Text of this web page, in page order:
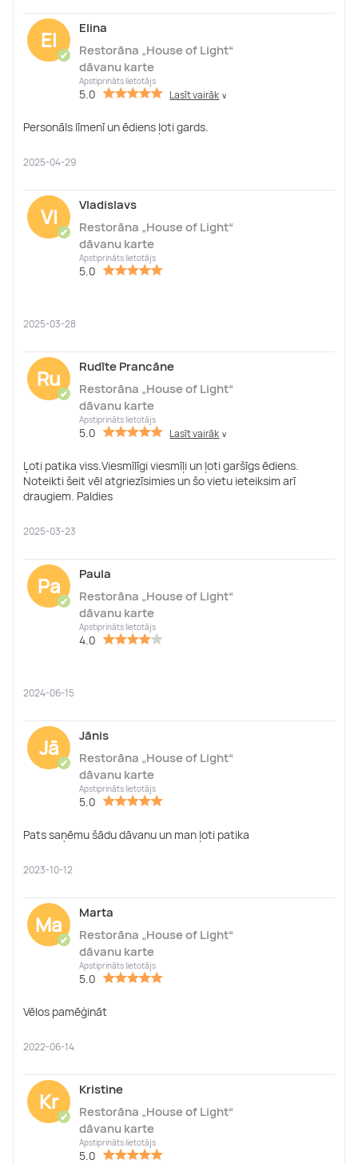
El
✔
Elina
Restorāna „House of Light“
dāvanu karte
Apstiprināts lietotājs
5.0 Lasīt vairāk ∨
Personāls līmenī un ēdiens ļoti gards.
2025-04-29
Vl
✔
Vladislavs
Restorāna „House of Light“
dāvanu karte
Apstiprināts lietotājs
5.0
2025-03-28
Ru
✔
Rudīte Prancāne
Restorāna „House of Light“
dāvanu karte
Apstiprināts lietotājs
5.0 Lasīt vairāk ∨
Ļoti patika viss.Viesmīlīgi viesmīļi un ļoti garšīgs ēdiens.
Noteikti šeit vēl atgriezīsimies un šo vietu ieteiksim arī
draugiem. Paldies
2025-03-23
Pa
✔
Paula
Restorāna „House of Light“
dāvanu karte
Apstiprināts lietotājs
4.0
2024-06-15
Jā
✔
Jānis
Restorāna „House of Light“
dāvanu karte
Apstiprināts lietotājs
5.0
Pats saņēmu šādu dāvanu un man ļoti patika
2023-10-12
Ma
✔
Marta
Restorāna „House of Light“
dāvanu karte
Apstiprināts lietotājs
5.0
Vēlos pamēģināt
2022-06-14
Kr
✔
Kristine
Restorāna „House of Light“
dāvanu karte
Apstiprināts lietotājs
5.0